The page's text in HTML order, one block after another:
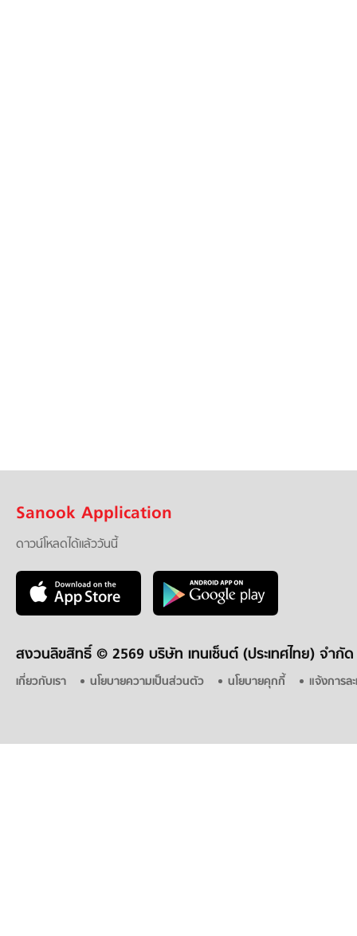
Sanook Application
ดาวน์โหลดได้แล้ววันนี้
สงวนลิขสิทธิ์ © 2569 บริษัท เทนเซ็นต์ (ประเทศไทย) จำกัด
เกี่ยวกับเรา นโยบายความเป็นส่วนตัว นโยบายคุกกี้ แจ้งการล